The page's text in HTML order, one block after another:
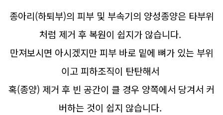
종아리(하퇴부)의 피부 및 부속기의 양성종양은 타부위
처럼 제거 후 복원이 쉽지가 않습니다.
만져보시면 아시겠지만 피부 바로 밑에 뼈가 있는 부위
이고 피하조직이 탄탄해서
혹(종양) 제거 후 빈 공간이 클 경우 양쪽에서 당겨서 커
버하는 것이 쉽지 않습니다.